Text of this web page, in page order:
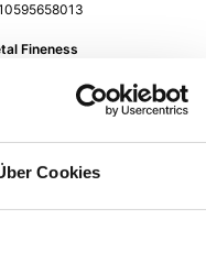
Cookies
Fineness
Type